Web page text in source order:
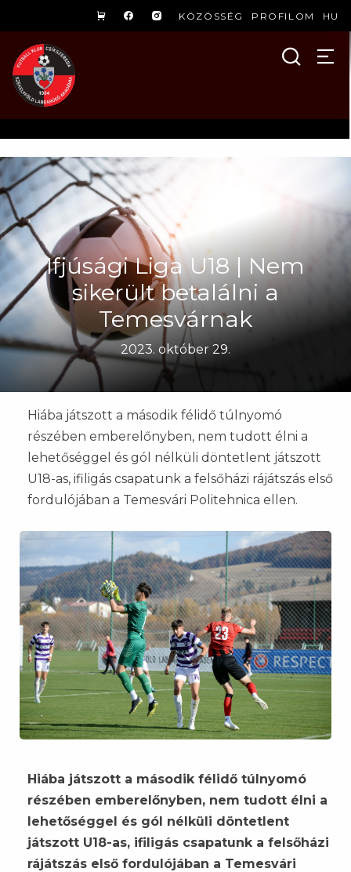
KÖZÖSSÉG PROFILOM HU
Ifjúsági Liga U18 | Nem
sikerült betalálni a
Temesvárnak
2023. október 29.
Hiába játszott a második félidő túlnyomó
részében emberelőnyben, nem tudott élni a
lehetőséggel és gól nélküli döntetlent játszott
U18-as, ifiligás csapatunk a felsőházi rájátszás első
fordulójában a Temesvári Politehnica ellen.
Hiába játszott a második félidő túlnyomó
részében emberelőnyben, nem tudott élni a
lehetőséggel és gól nélküli döntetlent
játszott U18-as, ifiligás csapatunk a felsőházi
rájátszás első fordulójában a Temesvári